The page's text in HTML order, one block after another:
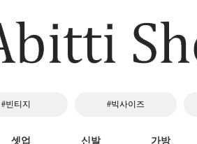
#빈티지 #빅사이즈
셋업 신발 가방